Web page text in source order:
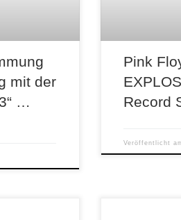
mit der
…
Pink
Record
Veröffentlicht